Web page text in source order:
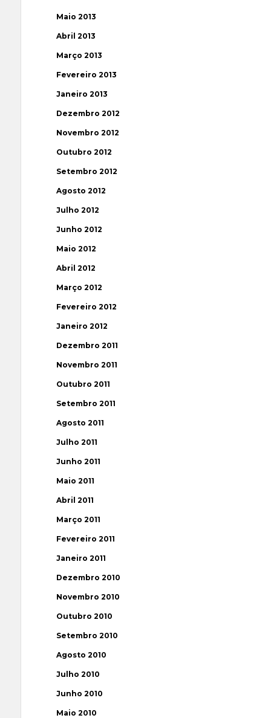
Maio 2013
Abril 2013
Março 2013
Fevereiro 2013
Janeiro 2013
Dezembro 2012
Novembro 2012
Outubro 2012
Setembro 2012
Agosto 2012
Julho 2012
Junho 2012
Maio 2012
Abril 2012
Março 2012
Fevereiro 2012
Janeiro 2012
Dezembro 2011
Novembro 2011
Outubro 2011
Setembro 2011
Agosto 2011
Julho 2011
Junho 2011
Maio 2011
Abril 2011
Março 2011
Fevereiro 2011
Janeiro 2011
Dezembro 2010
Novembro 2010
Outubro 2010
Setembro 2010
Agosto 2010
Julho 2010
Junho 2010
Maio 2010